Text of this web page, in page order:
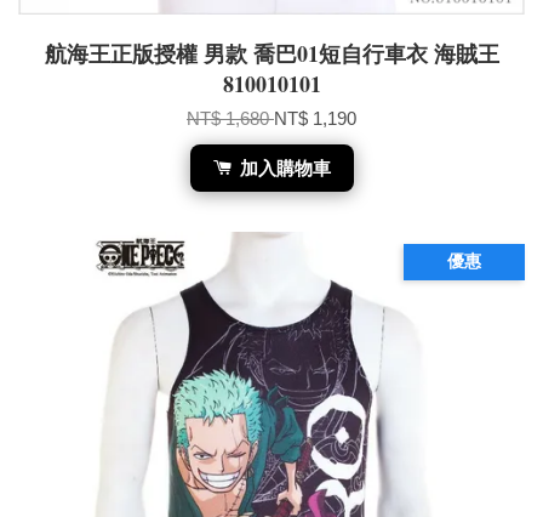
航海王正版授權 男款 喬巴01短自行車衣 海賊王
810010101
NT$ 1,680NT$ 1,190
加入購物車
優惠